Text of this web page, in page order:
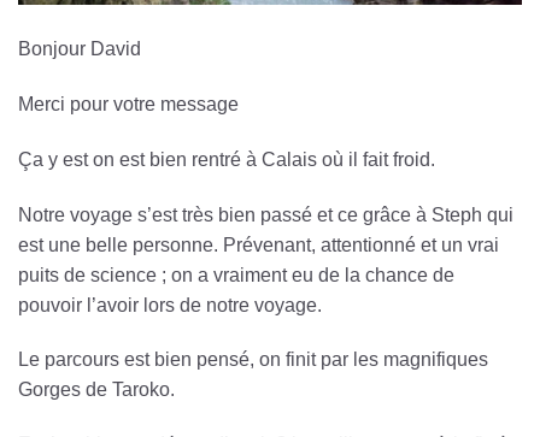
Bonjour David
Merci pour votre message
Ça y est on est bien rentré à Calais où il fait froid.
Notre voyage s’est très bien passé et ce grâce à Steph qui
est une belle personne. Prévenant, attentionné et un vrai
puits de science ; on a vraiment eu de la chance de
pouvoir l’avoir lors de notre voyage.
Le parcours est bien pensé, on finit par les magnifiques
Gorges de Taroko.